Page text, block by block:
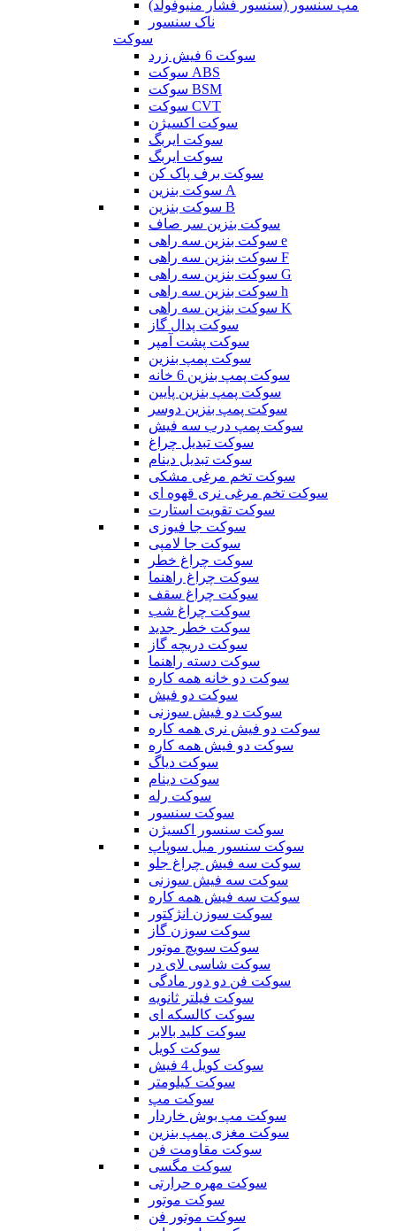
مپ سنسور (سنسور فشار منیوفولد)
ناک سنسور
سوکت
سوکت 6 فیش زرد
سوکت ABS
سوکت BSM
سوکت CVT
سوکت اکسیژن
سوکت ایربگ
سوکت ایربگ
سوکت برف پاک کن
سوکت بنزین A
سوکت بنزین B
سوکت بنزین سر صاف
سوکت بنزین سه راهی e
سوکت بنزین سه راهی F
سوکت بنزین سه راهی G
سوکت بنزین سه راهی h
سوکت بنزین سه راهی K
سوکت پدال گاز
سوکت پشت آمپر
سوکت پمپ بنزین
سوکت پمپ بنزین 6 خانه
سوکت پمپ بنزین پایین
سوکت پمپ بنزین دوسر
سوکت پمپ درب سه فیش
سوکت تبدیل چراغ
سوکت تبدیل دینام
سوکت تخم مرغی مشکی
سوکت تخم مرغی نری قهوه ای
سوکت تقویت استارت
سوکت جا فیوزی
سوکت جا لامپی
سوکت چراغ خطر
سوکت چراغ راهنما
سوکت چراغ سقف
سوکت چراغ شب
سوکت خطر جدید
سوکت دریچه گاز
سوکت دسته راهنما
سوکت دو خانه همه کاره
سوکت دو فیش
سوکت دو فیش سوزنی
سوکت دو فیش نری همه کاره
سوکت دو فیش همه کاره
سوکت دیاگ
سوکت دینام
سوکت رله
سوکت سنسور
سوکت سنسور اکسیژن
سوکت سنسور میل سوپاپ
سوکت سه فیش چراغ جلو
سوکت سه فیش سوزنی
سوکت سه فیش همه کاره
سوکت سوزن انژکتور
سوکت سوزن گاز
سوکت سویچ موتور
سوکت شاسی لای در
سوکت فن دو دور مادگی
سوکت فیلتر ثانویه
سوکت کالسکه ای
سوکت کلید بالابر
سوکت کویل
سوکت کویل 4 فیش
سوکت کیلومتر
سوکت مپ
سوکت مپ بوش خاردار
سوکت مغزی پمپ بنزین
سوکت مقاومت فن
سوکت مگسی
سوکت مهره حرارتی
سوکت موتور
سوکت موتور فن